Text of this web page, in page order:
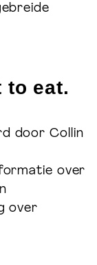
to eat.
doorCollin
over
over